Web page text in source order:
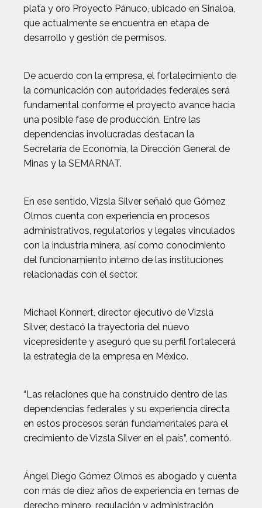
plata y oro Proyecto Pánuco, ubicado en Sinaloa,
que actualmente se encuentra en etapa de
desarrollo y gestión de permisos.
De acuerdo con la empresa, el fortalecimiento de
la comunicación con autoridades federales será
fundamental conforme el proyecto avance hacia
una posible fase de producción. Entre las
dependencias involucradas destacan la
Secretaría de Economía, la Dirección General de
Minas y la SEMARNAT.
En ese sentido, Vizsla Silver señaló que Gómez
Olmos cuenta con experiencia en procesos
administrativos, regulatorios y legales vinculados
con la industria minera, así como conocimiento
del funcionamiento interno de las instituciones
relacionadas con el sector.
Michael Konnert, director ejecutivo de Vizsla
Silver, destacó la trayectoria del nuevo
vicepresidente y aseguró que su perfil fortalecerá
la estrategia de la empresa en México.
“Las relaciones que ha construido dentro de las
dependencias federales y su experiencia directa
en estos procesos serán fundamentales para el
crecimiento de Vizsla Silver en el país”, comentó.
Ángel Diego Gómez Olmos es abogado y cuenta
con más de diez años de experiencia en temas de
derecho minero, regulación y administración